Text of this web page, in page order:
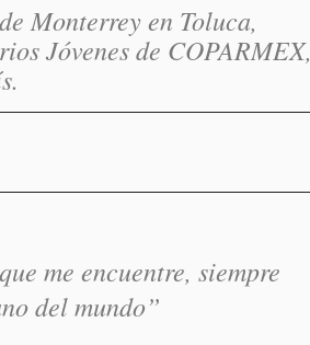
Monterrey en Toluca,
Jóvenes de COPARMEX,
me encuentre, siempre
del mundo”